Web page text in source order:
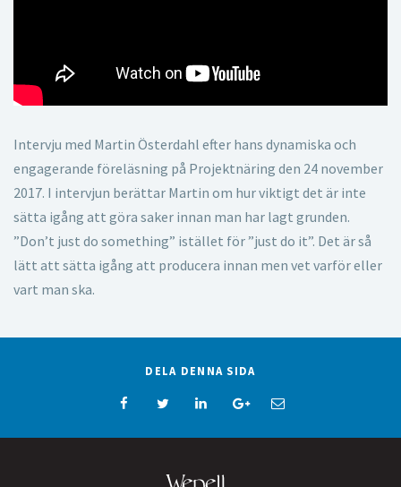
Intervju med Martin Österdahl efter hans dynamiska och
engagerande föreläsning på Projektnäring den 24 november
2017. I intervjun berättar Martin om hur viktigt det är inte
sätta igång att göra saker innan man har lagt grunden.
”Don’t just do something” istället för ”just do it”. Det är så
lätt att sätta igång att producera innan men vet varför eller
vart man ska.
DELA DENNA SIDA